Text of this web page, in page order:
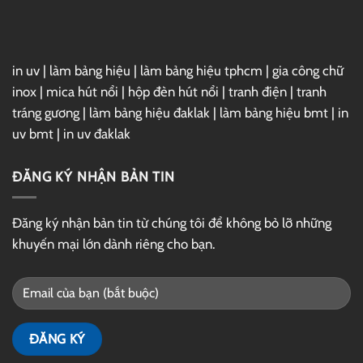
in uv | làm bảng hiệu | làm bảng hiệu tphcm | gia công chữ
inox | mica hút nổi | hộp đèn hút nổi | tranh điện | tranh
tráng gương | làm bảng hiệu đaklak | làm bảng hiệu bmt | in
uv bmt | in uv đaklak
ĐĂNG KÝ NHẬN BẢN TIN
Đăng ký nhận bản tin từ chúng tôi để không bỏ lỡ những
khuyến mại lớn dành riêng cho bạn.